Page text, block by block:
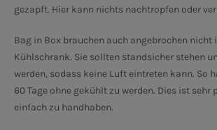
gezapft. Hier kann nichts nachtropfen oder
Bag in Box brauchen auch angebrochen nicht
Kühlschrank. Sie sollten standsicher stehen
werden, sodass keine Luft eintreten kann. So
60 Tage ohne gekühlt zu werden. Dies ist sehr
einfach zu handhaben.